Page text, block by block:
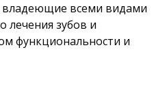
владеющие всеми видами
лечения зубов и
функциональности и